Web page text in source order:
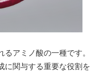
アミノ酸の一種です。
に関与する重要な役割を